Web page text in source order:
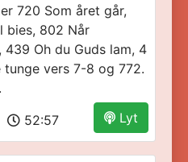
720 Som året går,
bies, 802 Når
Oh du Guds lam, 4
tunge vers 7-8 og 772.
Lyt
52:57